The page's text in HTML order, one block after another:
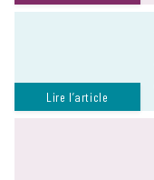
Lire l’article